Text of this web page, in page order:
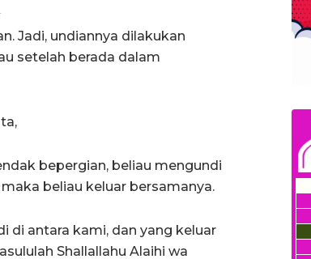
Jadi, undiannya dilakukan
setelah berada dalam
bepergian, beliau mengundi
beliau keluar bersamanya.
di antara kami, dan yang keluar
Shallallahu Alaihi wa